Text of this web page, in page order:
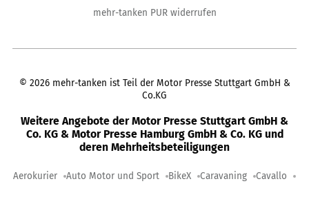
mehr-tanken PUR widerrufen
© 2026 mehr-tanken ist Teil der Motor Presse Stuttgart GmbH &
Co.KG
Weitere Angebote der Motor Presse Stuttgart GmbH &
Co. KG & Motor Presse Hamburg GmbH & Co. KG und
deren Mehrheitsbeteiligungen
Aerokurier Auto Motor und Sport BikeX Caravaning Cavallo